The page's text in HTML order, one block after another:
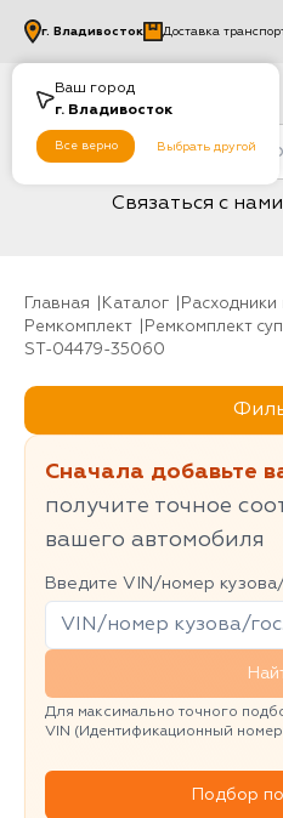
Ваш город
г. Владивосток
Все верно Выбрать другой
г. Владивосток Доставка
Связаться с нами
Главная Каталог
Ремкомплект
Ремкомплект
ST-04479-35060
Сначала добавьте
получите точное
вашего автомобиля
Введите VIN/номер
Для максимально точного
VIN (Идентификационный номер
Подбор